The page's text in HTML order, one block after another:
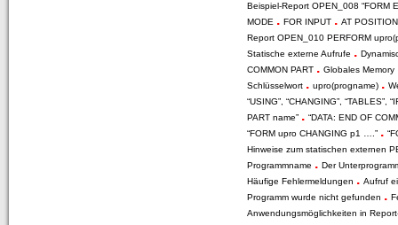
Beispiel-Report OPEN_008 “FORM
MODE . FOR INPUT . AT
Report OPEN_010 PERFORM
Statische externe Aufrufe .
COMMON PART . Globales Memory
Schlüsselwort . upro(progname) .
“USING”, “CHANGING”, “TABLES”,
PART name” . “DATA: END OF
“FORM upro CHANGING p1 ….” .
Hinweise zum statischen externen
Programmname . Der
Häufige Fehlermeldungen . Aufruf
Programm wurde nicht gefunden .
Anwendungsmöglichkeiten in